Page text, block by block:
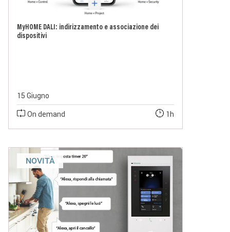
MyHOME DALI: indirizzamento e associazione dei
dispositivi
15 Giugno
On demand
1h
NOVITÀ